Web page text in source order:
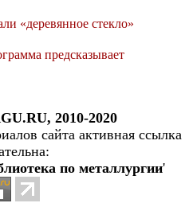
«деревянное стекло»
предсказывает
2010-2020
сайта активная ссылка
по металлургии'